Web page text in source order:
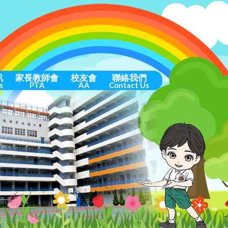
家長教師會
PTA
校友會
AA
聯絡我們
Contact Us